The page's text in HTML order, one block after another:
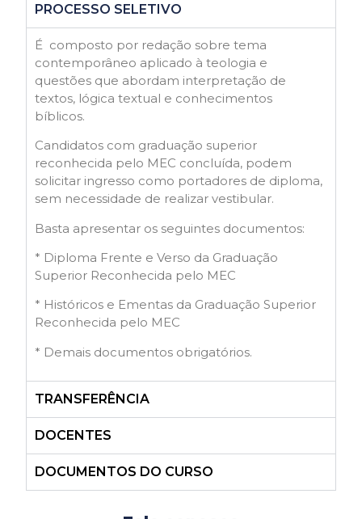
PROCESSO SELETIVO
É composto por redação sobre tema
contemporâneo aplicado à teologia e
questões que abordam interpretação de
textos, lógica textual e conhecimentos
bíblicos.
Candidatos com graduação superior
reconhecida pelo MEC concluída, podem
solicitar ingresso como portadores de diploma,
sem necessidade de realizar vestibular.
Basta apresentar os seguintes documentos:
* Diploma Frente e Verso da Graduação
Superior Reconhecida pelo MEC
* Históricos e Ementas da Graduação Superior
Reconhecida pelo MEC
* Demais documentos obrigatórios.
TRANSFERÊNCIA
DOCENTES
DOCUMENTOS DO CURSO